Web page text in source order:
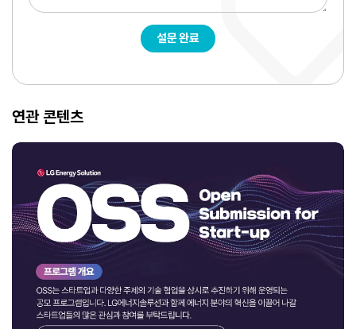
설문 완료
연관 콘텐츠